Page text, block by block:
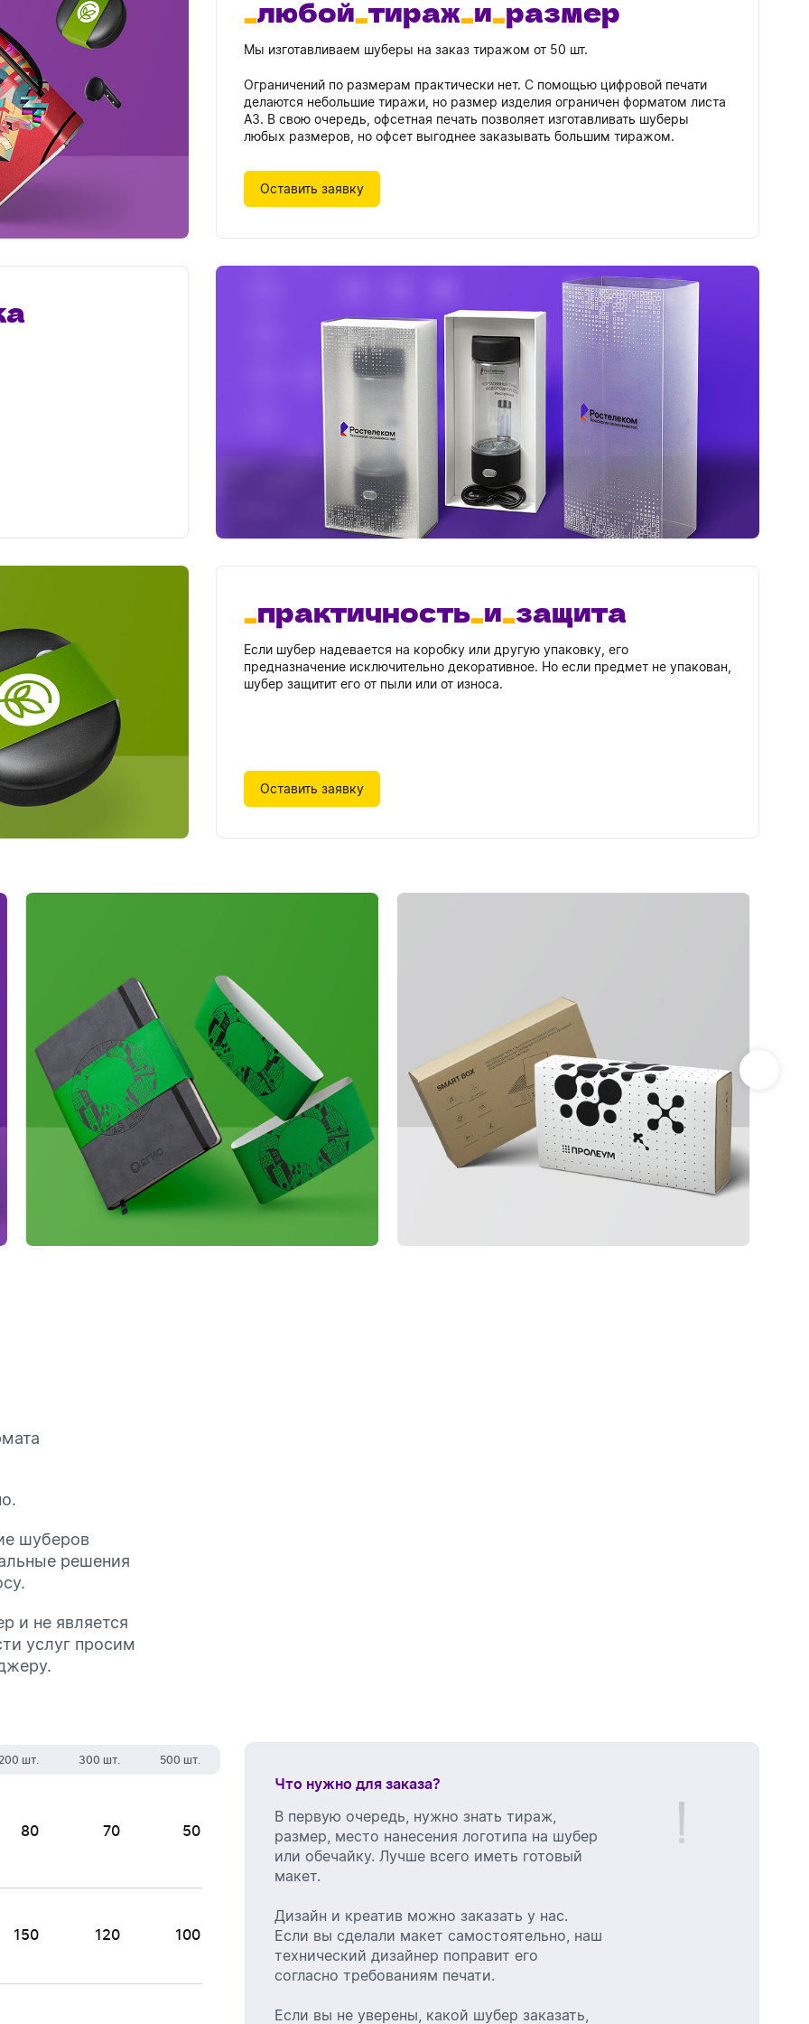
Стикеры
Бутылки детские
Детские наборы и подарки
Мерч Союзмультфильм
Вязанная одежда
Новогодняя посуда
любой тираж и размер
Мы изготавливаем шуберы на заказ тиражом от 50 шт.
Ограничений по размерам практически нет. С помощью цифровой печати
делаются небольшие тиражи, но размер изделия ограничен форматом листа
А3. В свою очередь, офсетная печать позволяет изготавливать шуберы
любых размеров, но офсет выгоднее заказывать большим тиражом.
Оставить заявку
и визуальные
использовать в
практичность и защита
Если шубер надевается на коробку или другую упаковку, его
предназначение исключительно декоративное. Но если предмет не упакован,
шубер защитит его от пыли или от износа.
Оставить заявку
шуберов
решения
и не является
услуг просим
шт. 300 шт. 500 шт.
80 70 50
150 120 100
Что нужно для заказа?
В первую очередь, нужно знать тираж,
размер, место нанесения логотипа на шубер
или обечайку. Лучше всего иметь готовый
макет.
Дизайн и креатив можно заказать у нас.
Если вы сделали макет самостоятельно, наш
технический дизайнер поправит его
согласно требованиям печати.
Если вы не уверены, какой шубер заказать,